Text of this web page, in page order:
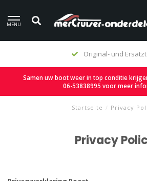
MENU
Original- und
Samen uw boot weer in top conditie
06-53838995 voor meer
Startseite / Privacy
Privacy